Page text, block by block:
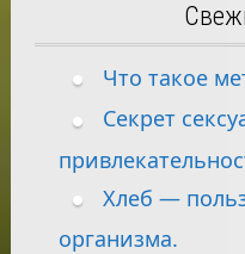
Что такое
Секрет
Хлеб —
организма.